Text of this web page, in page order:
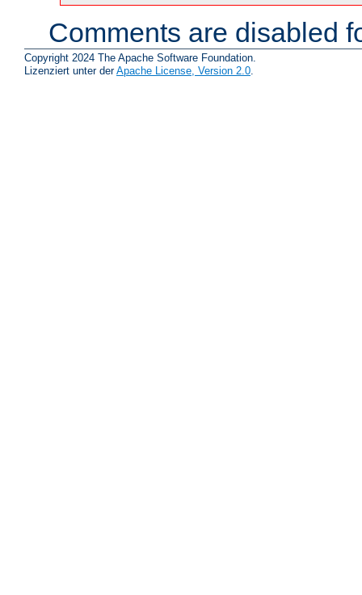
Comments are disabled
Copyright 2024 The Apache Software Foundation.
Lizenziert unter derApache License, Version 2.0